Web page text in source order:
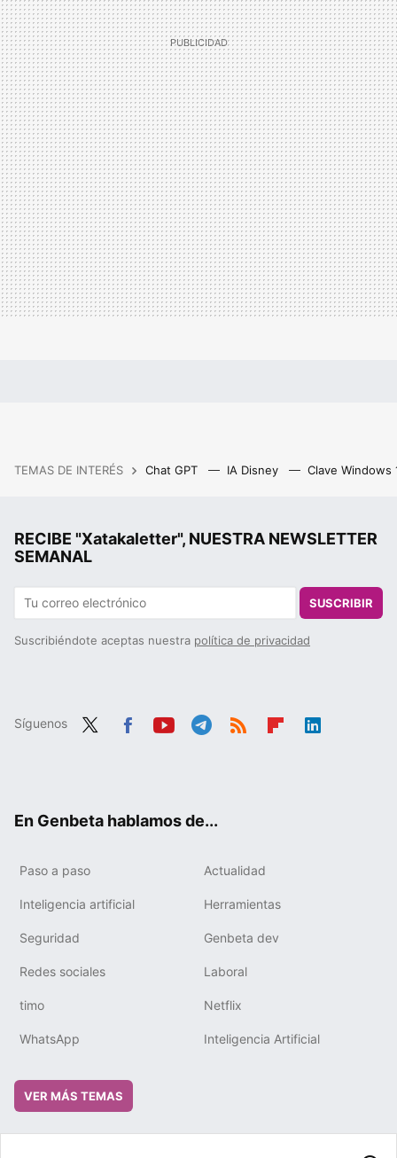
TEMAS DE INTERÉS Chat GPT IA Disney Clave Windows
RECIBE "Xatakaletter", NUESTRA NEWSLETTER
SEMANAL
SUSCRIBIR
Suscribiéndote aceptas nuestra política de privacidad
Síguenos
En Genbeta hablamos de...
Paso a paso Actualidad
Inteligencia artificial Herramientas
Seguridad Genbeta dev
Redes sociales Laboral
timo Netflix
WhatsApp Inteligencia Artificial
VER MÁS TEMAS